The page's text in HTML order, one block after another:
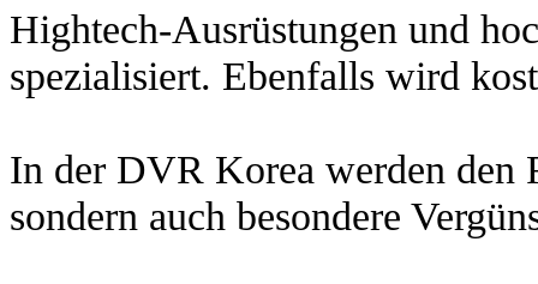
Hightech-Ausrüstungen und
spezialisiert. Ebenfalls wird
In der DVR Korea werden den
sondern auch besondere